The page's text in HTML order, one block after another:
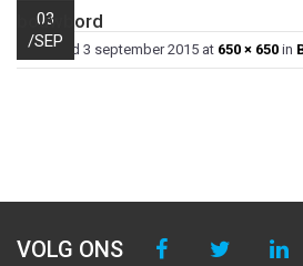
03
/SEP
bouwbord
Published 3 september 2015 at 650 × 650 in
VOLG ONS